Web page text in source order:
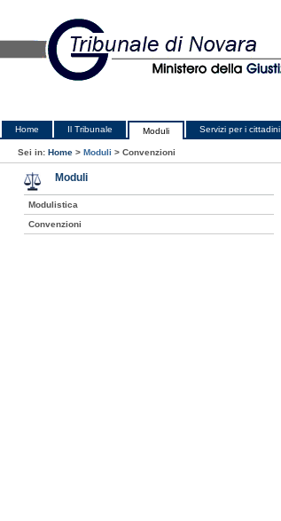
Home Il Tribunale Moduli Servizi per i cittadini
Sei in: Home > Moduli > Convenzioni
Moduli
Modulistica
Convenzioni